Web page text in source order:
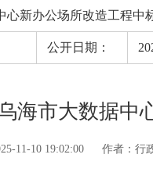
心新办公场所改造工程中
公开日期：
海市大数据中
11-10 19:02:00 作者：行